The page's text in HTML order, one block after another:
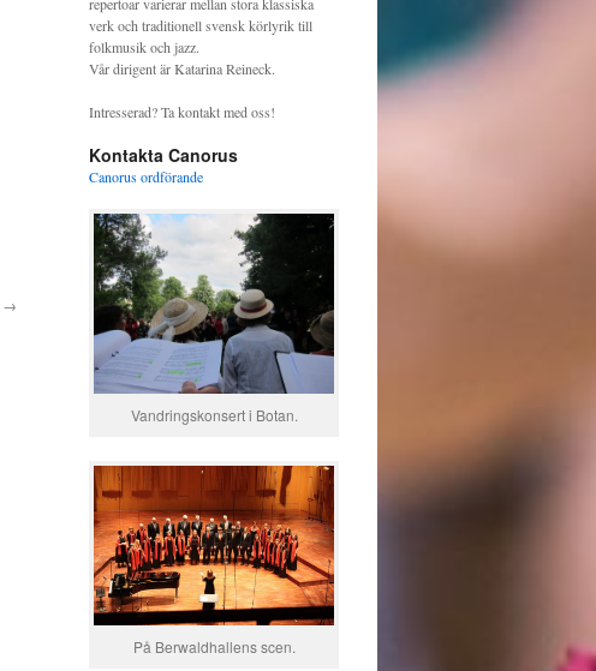
→
verk och traditionell svensk körlyrik till
folkmusik och jazz.
Vår dirigent är Katarina Reineck.
Intresserad? Ta kontakt med oss!
Kontakta Canorus
Canorus ordförande
Vandringskonsert i Botan.
På Berwaldhallens scen.